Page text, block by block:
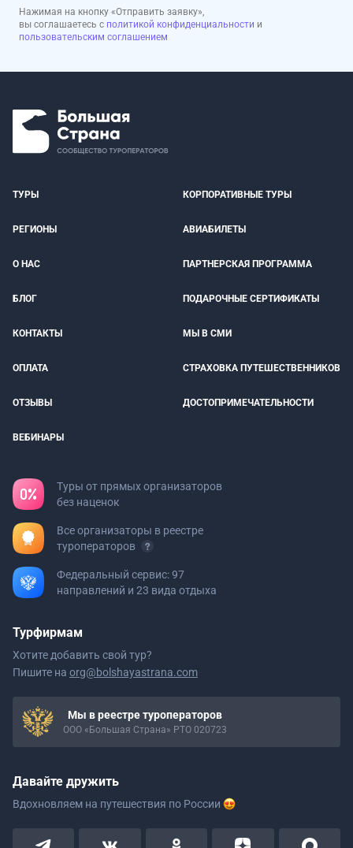
Нажимая на кнопку «Отправить заявку»,
вы соглашаетесь с политикой конфиденциальности и
пользовательским соглашением
ТУРЫ КОРПОРАТИВНЫЕ ТУРЫ
РЕГИОНЫ АВИАБИЛЕТЫ
О НАС ПАРТНЕРСКАЯ ПРОГРАММА
БЛОГ ПОДАРОЧНЫЕ СЕРТИФИКАТЫ
КОНТАКТЫ МЫ В СМИ
ОПЛАТА СТРАХОВКА ПУТЕШЕСТВЕННИКОВ
ОТЗЫВЫ ДОСТОПРИМЕЧАТЕЛЬНОСТИ
ВЕБИНАРЫ
Туры от прямых организаторов
без наценок
Все организаторы в реестре
туроператоров
Федеральный сервис: 97
направлений и 23 вида отдыха
Турфирмам
Хотите добавить свой тур?
Пишите на org@bolshayastrana.com
Мы в реестре туроператоров
ООО «Большая Страна» РТО 020723
Давайте дружить
Вдохновляем на путешествия по России